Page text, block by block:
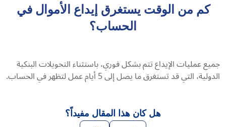
كم من الوقت يستغرق إيداع الأموال في
الحساب؟
جميع عمليات الإيداع تتم بشكل فوري، باستثناء التحويلات البنكية
الدولية، التي قد تستغرق ما يصل إلى 5 أيام عمل لتظهر في الحساب.
هل كان هذا المقال مفيداً؟